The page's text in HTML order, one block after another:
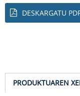
DESKARGATU
PRODUKTUAREN